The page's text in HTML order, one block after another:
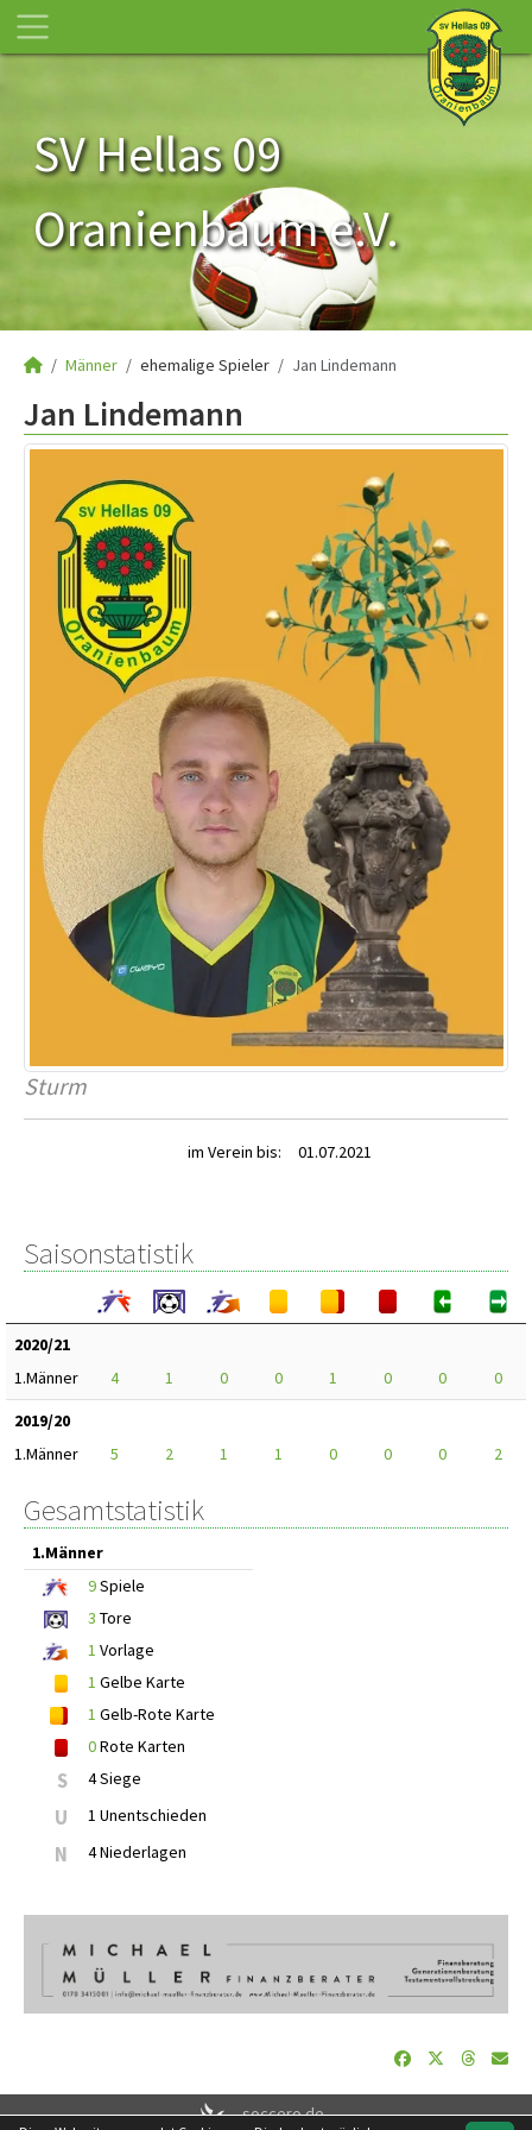
SV Hellas 09
Oranienbaum e.V.
Männer ehemalige Spieler Jan Lindemann
Jan Lindemann
Sturm
im Verein bis: 01.07.2021
Saisonstatistik
2020/21
1.Männer
4 1 0 0 1 0 0
0
2019/20
1.Männer
5 2 1 1 0 0 0 2
Gesamtstatistik
1.Männer
9Spiele
3 Tore
1 Vorlage
1 Gelbe Karte
1 Gelb-Rote Karte
0Rote Karten
S 4 Siege
U 1 Unentschieden
N 4 Niederlagen
soccero.de